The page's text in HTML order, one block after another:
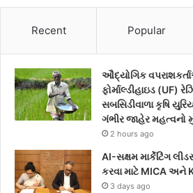
c
e
b
o
o
k
i
t
t
e
Recent Popular
ઔદ્યોગિક
ફોર્માલ્ડીહાઇડ (UF)
સબસિડીવાળા કૃષિ
ગંભીર જાહેર મહત્વનો
2 hours ago
AI-સક્ષમ માર્કેટિંગ
કરવા માટે MICA અને
3 days ago